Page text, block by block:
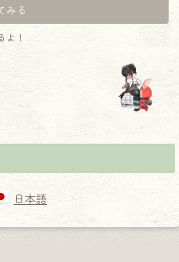
！
日本語